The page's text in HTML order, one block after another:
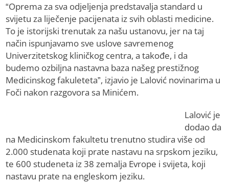
“Oprema za sva odjeljenja predstavalja standard u
svijetu za liječenje pacijenata iz svih oblasti medicine.
To je istorijski trenutak za našu ustanovu, jer na taj
način ispunjavamo sve uslove savremenog
Univerzitetskog kliničkog centra, a takođe, i da
budemo ozbiljna nastavna baza našeg prestižnog
Medicinskog fakuleteta”, izjavio je Lalović novinarima u
Foči nakon razgovora sa Minićem.
Lalović je
dodao da
na Medicinskom fakultetu trenutno studira više od
2.000 studenata koji prate nastavu na srpskom jeziku,
te 600 studeneta iz 38 zemalja Evrope i svijeta, koji
nastavu prate na engleskom jeziku.